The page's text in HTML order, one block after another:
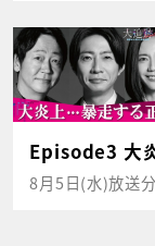
Episode3 大
8月5日(水)放送分